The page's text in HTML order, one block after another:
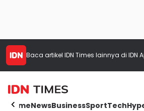
Baca artikel IDN Times lainnya di IDN
HomeNewsBusinessSportTech